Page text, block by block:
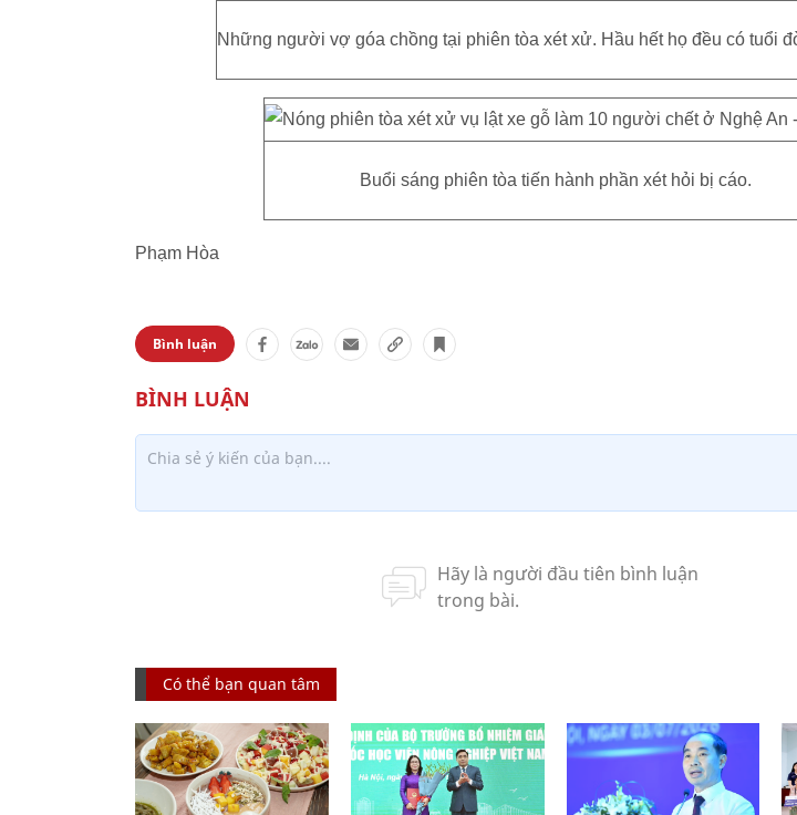
Những người vợ góa chồng tại phiên tòa xét xử. Hầu hết họ đều có tuổi
Buổi sáng phiên tòa tiến hành phần xét hỏi bị cáo.
Phạm Hòa
Bình luận
Có thể bạn quan tâm